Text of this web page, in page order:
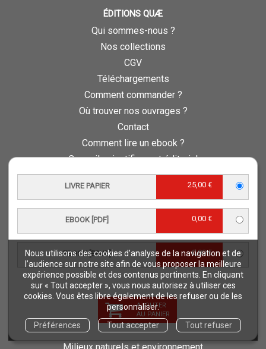
Nous utilisons des cookies d’analyse de la navigation et de
l’audience sur notre site afin de vous proposer la meilleure
expérience possible et des contenus pertinents. En cliquant
sur « Tout accepter », vous nous autorisez à utiliser ces
cookies. Vous êtes libre également de les refuser ou de les
personnaliser.
Préférences
Tout accepter Tout refuser
LIVRE PAPIER 25,00 €
EBOOK [PDF] 0,00 €
EBOOK [EPUB] 0,00 €
AJOUTER
AU PANIER
ÉDITIONS QUÆ
Qui sommes-nous ?
Nos collections
CGV
Téléchargements
Comment commander ?
Où trouver nos ouvrages ?
Contact
Comment lire un ebook ?
Conseil scientifique et éditorial
Charte d’éthique éditoriale
Questions fréquentes
Protection de vos données personnelles - RGPD
QUAE RECRUTE
Retours et commandes
NOS THÉMATIQUES
Agriculture et productions végétales
Alimentation et nutrition humaine
Élevage et productions animales
Forêt et sylviculture